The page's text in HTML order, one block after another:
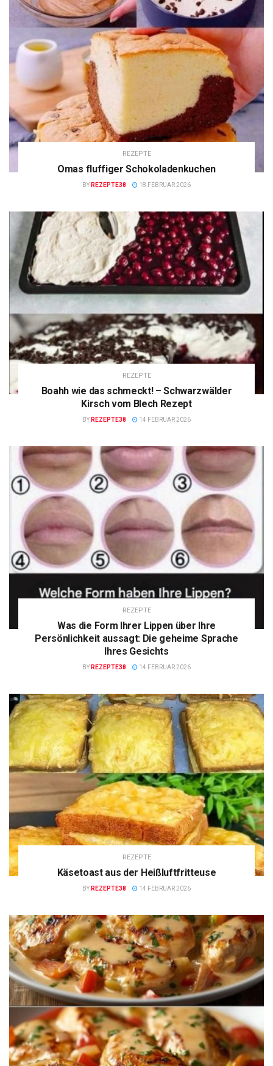
REZEPTE
Omas fluffiger Schokoladenkuchen
BY REZEPTE38 18 FEBRUAR 2026
REZEPTE
Boahh wie das schmeckt! – Schwarzwälder
Kirsch vom Blech Rezept
BY REZEPTE38 14 FEBRUAR 2026
REZEPTE
Was die Form Ihrer Lippen über Ihre
Persönlichkeit aussagt: Die geheime Sprache
Ihres Gesichts
BY REZEPTE38 14 FEBRUAR 2026
REZEPTE
Käsetoast aus der Heißluftfritteuse
BY REZEPTE38 14 FEBRUAR 2026